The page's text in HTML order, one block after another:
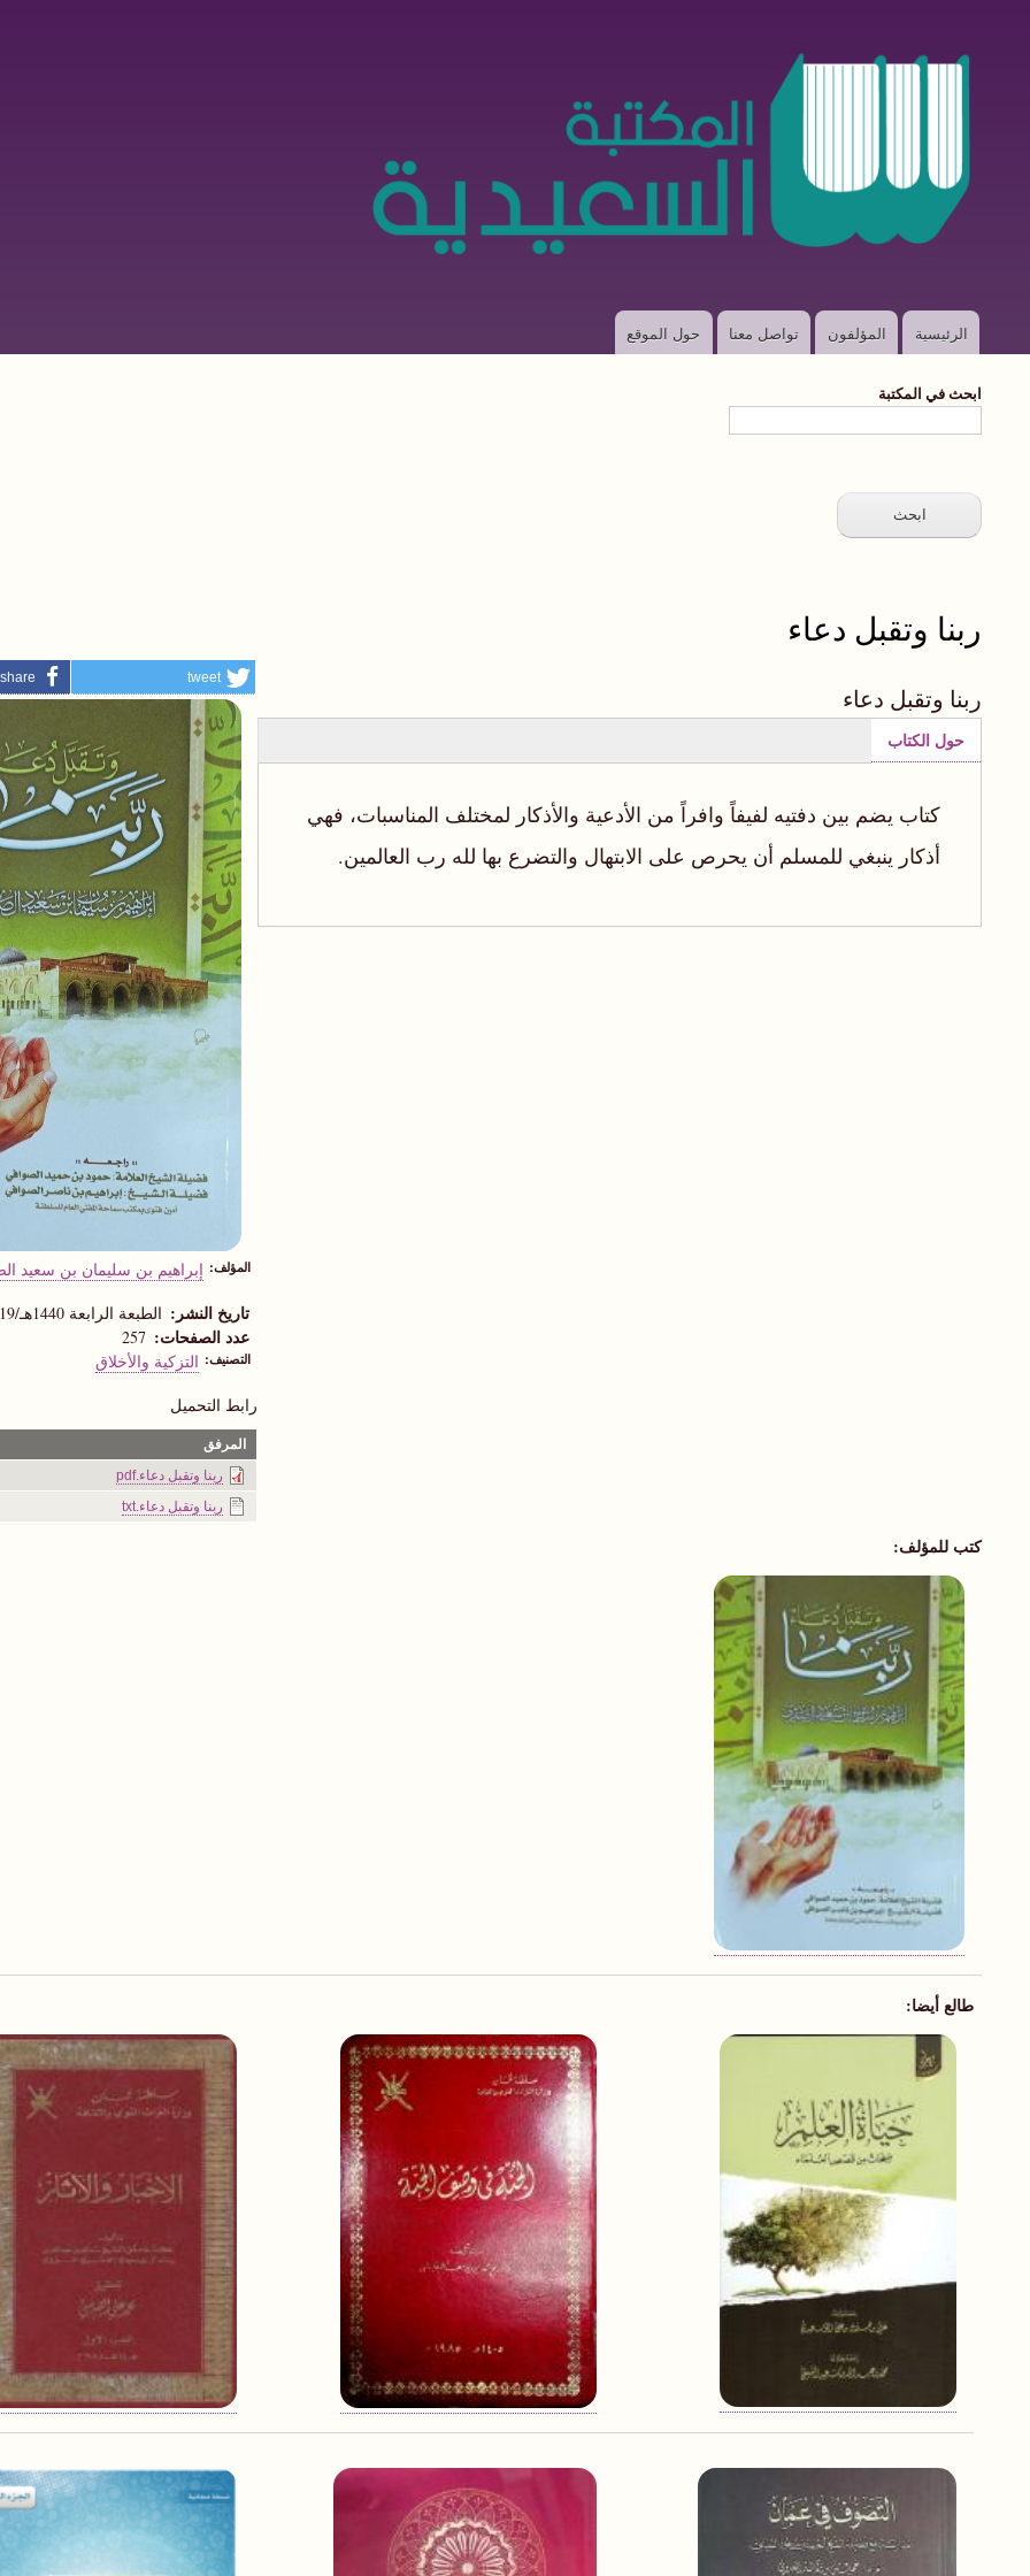
Mainالرئيسية المؤلفون تواصل معنا حول الموقع
ابحث في المكتبة
ربنا وتقبل دعاء
ربنا وتقبل دعاء
حول الكتاب
(علامة
النشطة)
كتاب يضم بين دفتيه لفيفاً وافراً من الأدعية والأذكار لمختلف المناسبات، فهي
أذكار ينبغي للمسلم أن يحرص على الابتهال والتضرع بها لله رب العالمين.
tweet
share
المؤلف إبراهيم بن سليمان بن سعيد
تاريخ النشر الطبعة الرابعة 1440هـ/2019م
عدد الصفحات 257
التصنيف التزكية والأخلاق
رابط التحميل
المرفق
ربنا وتقبل دعاء.pdf
ربنا وتقبل دعاء.txt
كتب للمؤلف:
طالع أيضا